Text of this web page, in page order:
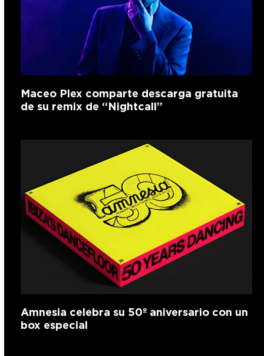
Maceo Plex comparte descarga gratuita
de su remix de “Nightcall”
Amnesia celebra su 50º aniversario con un
box especial